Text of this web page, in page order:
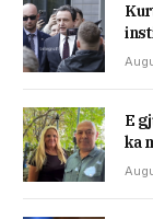
E
ka